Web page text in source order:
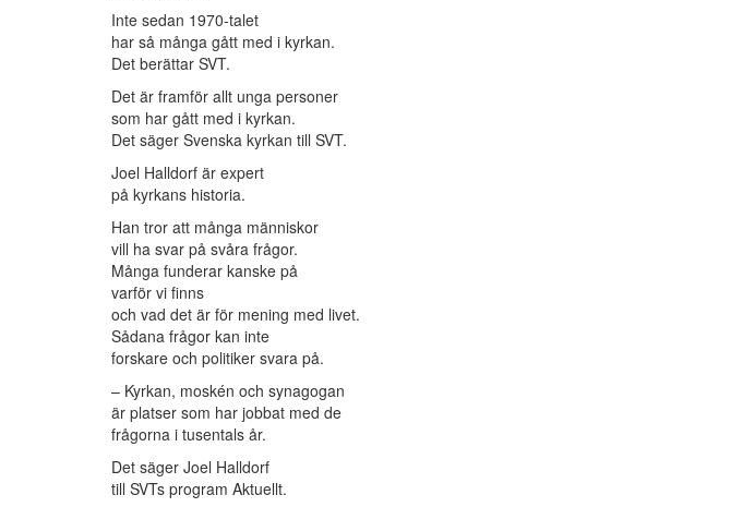
Inte sedan 1970-talet
har så många gått med i kyrkan.
Det berättar SVT.
Det är framför allt unga personer
som har gått med i kyrkan.
Det säger Svenska kyrkan till SVT.
Joel Halldorf är expert
på kyrkans historia.
Han tror att många människor
vill ha svar på svåra frågor.
Många funderar kanske på
varför vi finns
och vad det är för mening med livet.
Sådana frågor kan inte
forskare och politiker svara på.
– Kyrkan, moskén och synagogan
är platser som har jobbat med de
frågorna i tusentals år.
Det säger Joel Halldorf
till SVTs program Aktuellt.